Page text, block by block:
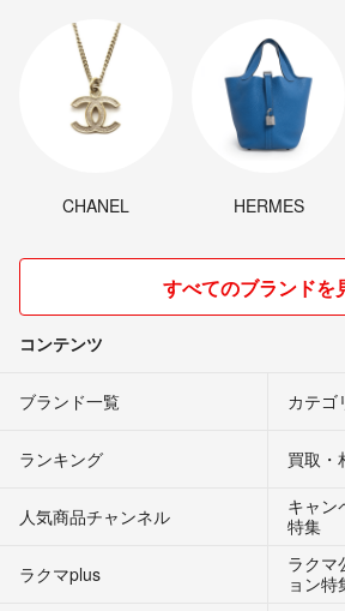
CHANEL HERMES
すべてのブランドを
コンテンツ
ブランド一覧 カテゴ
ランキング 買取・
人気商品チャンネル
キャン
特集
ラクマplus
ラクマ
ョン特